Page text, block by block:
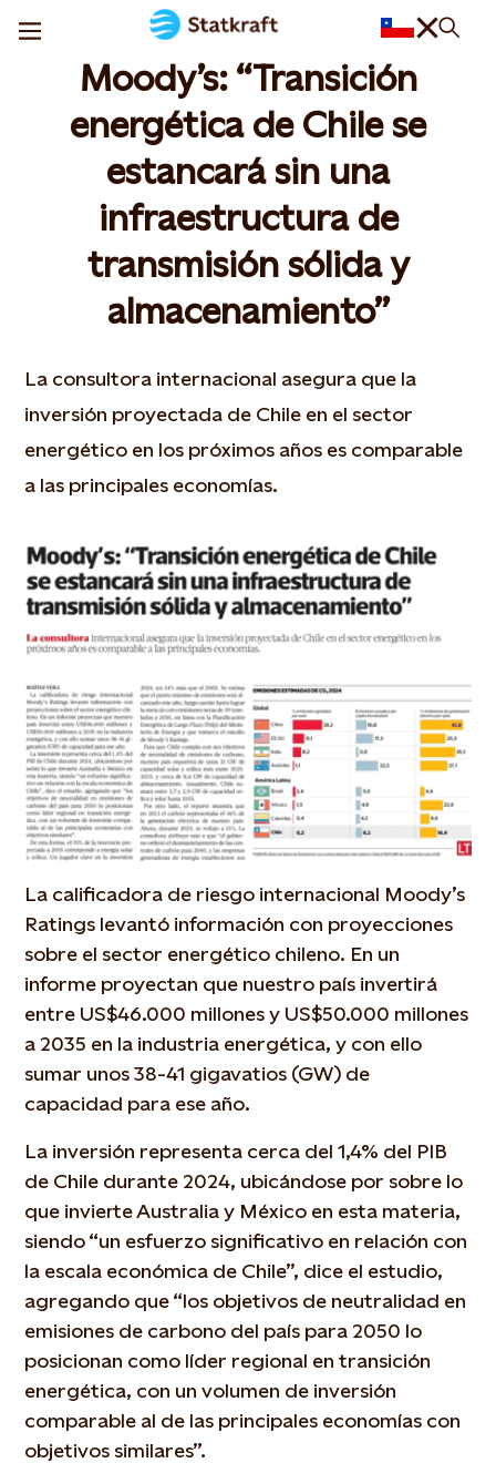
Moody’s: “Transición
energética de Chile se
estancará sin una
infraestructura de
transmisión sólida y
almacenamiento”
La consultora internacional asegura que la
inversión proyectada de Chile en el sector
energético en los próximos años es comparable
a las principales economías.
La calificadora de riesgo internacional Moody’s
Ratings levantó información con proyecciones
sobre el sector energético chileno. En un
informe proyectan que nuestro país invertirá
entre US$46.000 millones y US$50.000 millones
a 2035 en la industria energética, y con ello
sumar unos 38-41 gigavatios (GW) de
capacidad para ese año.
La inversión representa cerca del 1,4% del PIB
de Chile durante 2024, ubicándose por sobre lo
que invierte Australia y México en esta materia,
siendo “un esfuerzo significativo en relación con
la escala económica de Chile”, dice el estudio,
agregando que “los objetivos de neutralidad en
emisiones de carbono del país para 2050 lo
posicionan como líder regional en transición
energética, con un volumen de inversión
comparable al de las principales economías con
objetivos similares”.